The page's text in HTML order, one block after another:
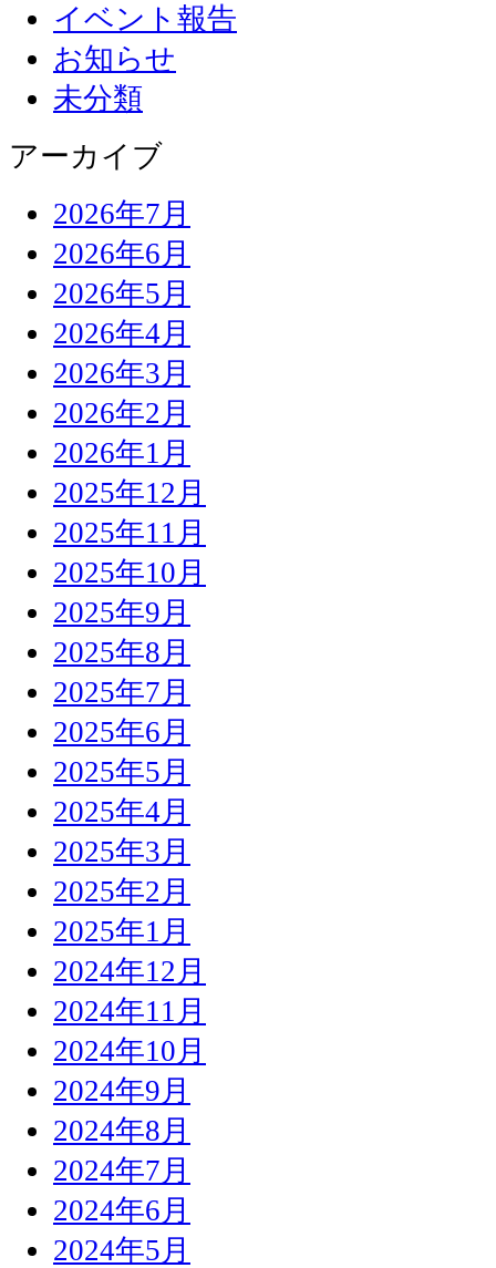
イベント報告
お知らせ
未分類
アーカイブ
2026年7月
2026年6月
2026年5月
2026年4月
2026年3月
2026年2月
2026年1月
2025年12月
2025年11月
2025年10月
2025年9月
2025年8月
2025年7月
2025年6月
2025年5月
2025年4月
2025年3月
2025年2月
2025年1月
2024年12月
2024年11月
2024年10月
2024年9月
2024年8月
2024年7月
2024年6月
2024年5月